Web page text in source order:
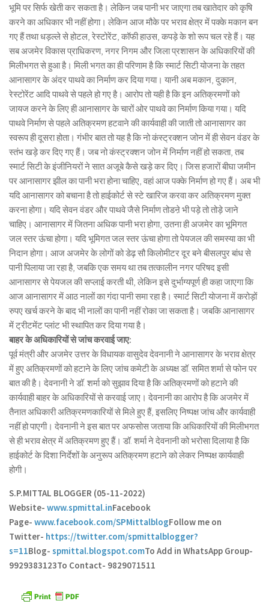
भूमि पर सिर्फ खेती कर सकता है। लेकिन जब पानी भर जाएगा तब खातेदार को कृषि
करने का अधिकार भी नहीं होगा। लेकिन आज मौके पर भराव क्षेत्र में पक्के मकान बन
गए हैं तथा धड़ल्ले से होटल, रेस्टोरेंट, कॉफी हाउस, कपड़े के शो रूप चल रहे हैं। यह
सब अजमेर विकास प्राधिकरण, नगर निगम और जिला प्रशासन के अधिकारियों की
मिलीभगत से हुआ है। मिली भगत का ही परिणाम है कि स्मार्ट सिटी योजना के तहत
आनासागर के अंदर पाथवे का निर्माण कर दिया गया। यानी अब मकान, दुकान,
रेस्टोरेंट आदि पाथवे से पहले हो गए है। आरोप तो यही है कि इन अतिक्रमणों को
जायज करने के लिए ही आनासागर के चारों ओर पाथवे का निर्माण किया गया। यदि
पाथवे निर्माण से पहले अतिक्रमण हटवाने की कार्यवाही की जाती तो आनासागर का
स्वरूप ही दूसरा होता। गंभीर बात तो यह है कि नो कंस्ट्रक्शन जोन में ही सेवन वंडर के
स्तंभ खड़े कर दिए गए हैं। जब नो कंस्ट्रक्शन जोन में निर्माण नहीं हो सकता, तब
स्मार्ट सिटी के इंजीनियरों ने सात अजूबे कैसे खड़े कर दिए। जिस हजारों बीघा जमीन
पर आनासागर झील का पानी भरा होना चाहिए, वहां आज पक्के निर्माण हो गए हैं। अब भी
यदि आनासागर को बचाना है तो हाईकोर्ट से स्टे खारिज करवा कर अतिक्रमण मुक्त
करना होगा। यदि सेवन वंडर और पाथवे जैसे निर्माण तोडऩे भी पड़े तो तोड़े जाने
चाहिए। आनासागर में जितना अधिक पानी भरा होगा, उतना ही अजमेर का भूमिगत
जल स्तर ऊंचा होगा। यदि भूमिगत जल स्तर ऊंचा होगा तो पेयजल की समस्या का भी
निदान होगा। आज अजमेर के लोगों को डेढ़ सौ किलोमीटर दूर बने बीसलपुर बांध से
पानी पिलाया जा रहा है, जबकि एक समय था तब तत्कालीन नगर परिषद इसी
आनासागर से पेयजल की सप्लाई करती थी, लेकिन इसे दुर्भाग्यपूर्ण ही कहा जाएगा कि
आज आनासागर में आठ नालों का गंदा पानी समा रहा है। स्मार्ट सिटी योजना में करोड़ों
रुपए खर्च करने के बाद भी नालों का पानी नहीं रोका जा सकता है। जबकि आनासागर
में ट्रीटमेंट प्लांट भी स्थापित कर दिया गया है।
बाहर के अधिकारियों से जांच करवाई जाए:
पूर्व मंत्री और अजमेर उत्तर के विधायक वासुदेव देवनानी ने आनासागर के भराव क्षेत्र
में हुए अतिक्रमणों को हटाने के लिए जांच कमेटी के अध्यक्ष डॉ. समित शर्मा से फोन पर
बात की है। देवनानी ने डॉ. शर्मा को सुझाव दिया है कि अतिक्रमणों को हटाने की
कार्यवाही बाहर के अधिकारियों से करवाई जाए। देवनानी का आरोप है कि अजमेर में
तैनात अधिकारी अतिक्रमणकारियों से मिले हुए हैं, इसलिए निष्पक्ष जांच और कार्यवाही
नहीं हो पाएगी। देवनानी ने इस बात पर अफसोस जताया कि अधिकारियों की मिलीभगत
से ही भराव क्षेत्र में अतिक्रमण हुए हैं। डॉ. शर्मा ने देवनानी को भरोसा दिलाया है कि
हाईकोर्ट के दिशा निर्देशों के अनुरूप अतिक्रमण हटाने को लेकर निष्पक्ष कार्यवाही
होगी।
S.P.MITTAL BLOGGER (05-11-2022)
Website- www.spmittal.inFacebook
Page- www.facebook.com/SPMittalblogFollow me on
Twitter- https://twitter.com/spmittalblogger?
s=11Blog- spmittal.blogspot.comTo Add in WhatsApp Group-
9929383123To Contact- 9829071511